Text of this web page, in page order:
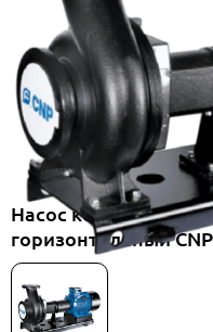
Насос консольный
горизонтальный